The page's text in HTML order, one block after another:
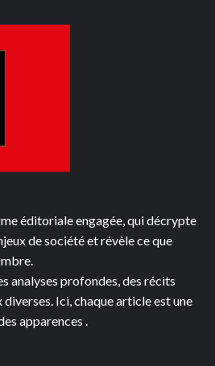
éditoriale engagée, qui décrypte
de société et révèle ce que
analyses profondes, des récits
Ici, chaque article est une
apparences .